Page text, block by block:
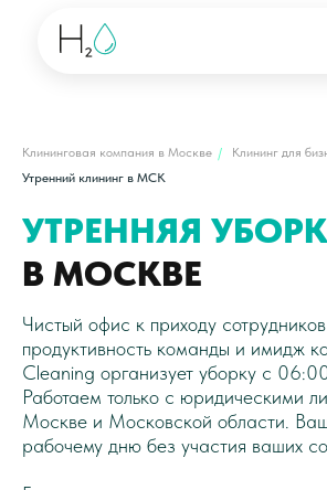
Клининговая компания в Москве / Клининг для
Утренний клининг в МСК
УТРЕННЯЯ
В МОСКВЕ
Чистый офис к приходу
продуктивность команды и имидж
Cleaning организует уборку с
Работаем только с юридическими
Москве и Московской области.
рабочему дню без участия ваших